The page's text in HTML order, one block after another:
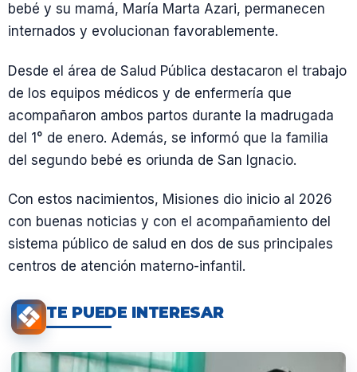
bebé y su mamá, María Marta Azari, permanecen
internados y evolucionan favorablemente.
Desde el área de Salud Pública destacaron el trabajo
de los equipos médicos y de enfermería que
acompañaron ambos partos durante la madrugada
del 1° de enero. Además, se informó que la familia
del segundo bebé es oriunda de San Ignacio.
Con estos nacimientos, Misiones dio inicio al 2026
con buenas noticias y con el acompañamiento del
sistema público de salud en dos de sus principales
centros de atención materno-infantil.
TE PUEDE INTERESAR